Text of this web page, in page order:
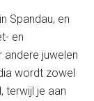
Spandau, en
en
juwelen
wordt zowel
terwijl je aan